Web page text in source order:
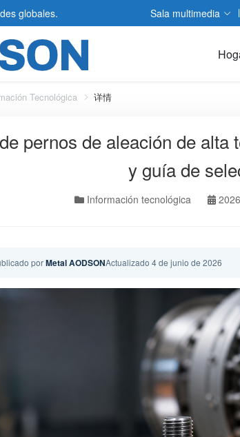
globales. Sala multimedia
Tecnológica 详情
pernos de aleación de
y guía de
Información tecnológica
porMetal AODSONActualizado 4 de junio de 2026